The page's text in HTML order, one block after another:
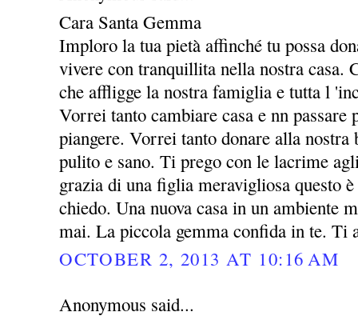
Cara Santa Gemma
Imploro la tua pietà affinché tu possa
vivere con tranquillita nella nostra casa.
che affligge la nostra famiglia e tutta l
Vorrei tanto cambiare casa e nn
piangere. Vorrei tanto donare alla nostra
pulito e sano. Ti prego con le lacrime
grazia di una figlia meravigliosa questo
chiedo. Una nuova casa in un ambiente
mai. La piccola gemma confida in te. Ti
OCTOBER 2, 2013 AT 10:16 AM
Anonymous said...